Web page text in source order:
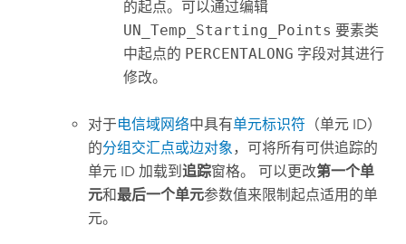
的起点。可以通过编辑
UN_Temp_Starting_Points 要素类
中起点的 PERCENTALONG 字段对其进行
修改。
对于电信域网络中具有单元标识符 （单元 ID）
的分组交汇点或边对象，可将所有可供追踪的
单元 ID 加载到追踪窗格。 可以更改第一个单
元和最后一个单元参数值来限制起点适用的单
元。